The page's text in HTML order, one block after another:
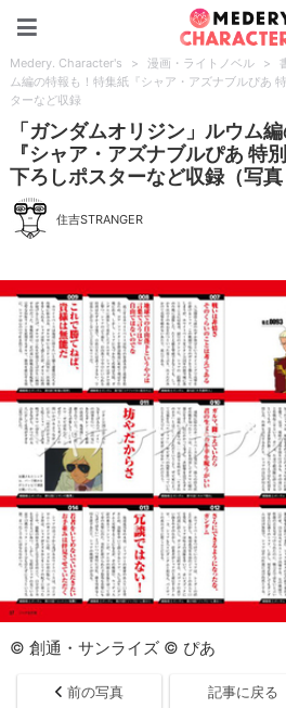
Medery. Character's > 漫画・ライトノベル >
ム編の特報も！特集紙『シャア・アズナブルぴあ
ターなど収録
「ガンダムオリジン」ルウム
『シャア・アズナブルぴあ 特
下ろしポスターなど収録（写真
住吉STRANGER
© 創通・サンライズ © ぴあ
前の写真 記事に戻る